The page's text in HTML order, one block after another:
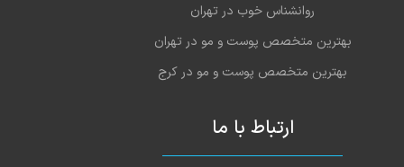
روانشناس خوب در تهران
بهترین متخصص پوست و مو در تهران
بهترین متخصص پوست و مو در کرج
ارتباط با ما